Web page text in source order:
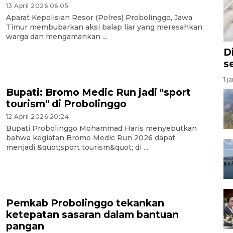
13 April 2026 06:05
Aparat Kepolisian Resor (Polres) Probolinggo, Jawa
Timur membubarkan aksi balap liar yang meresahkan
warga dan mengamankan ...
Bupati: Bromo Medic Run jadi "sport
tourism" di Probolinggo
12 April 2026 20:24
Bupati Probolinggo Mohammad Haris menyebutkan
bahwa kegiatan Bromo Medic Run 2026 dapat
menjadi &quot;sport tourism&quot; di ...
Pemkab Probolinggo tekankan
ketepatan sasaran dalam bantuan
pangan
1